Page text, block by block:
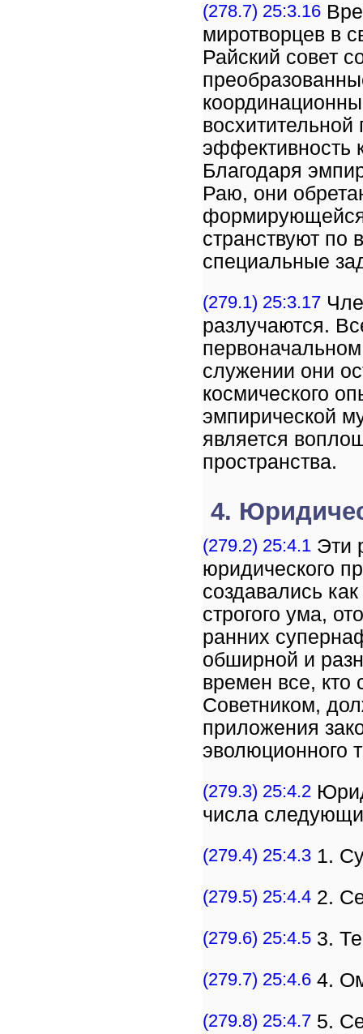
(278.7) 25:3.16
миротворцев в
Райский совет
эффективность
Благодаря
Раю, они
странствуют по
специальные
(279.1) 25:3.17
разлучаются.
служении они
космического
эмпирической
является
пространства.
4.
(279.2) 25:4.1 Эти
юридического
создавались
строгого ума,
ранних
обширной и
времен все, кто
Советником,
приложения
эволюционного
(279.3) 25:4.2
числа
(279.4) 25:4.3 1.
(279.5) 25:4.4 2.
(279.6) 25:4.5 3.
(279.7) 25:4.6 4.
(279.8) 25:4.7 5.